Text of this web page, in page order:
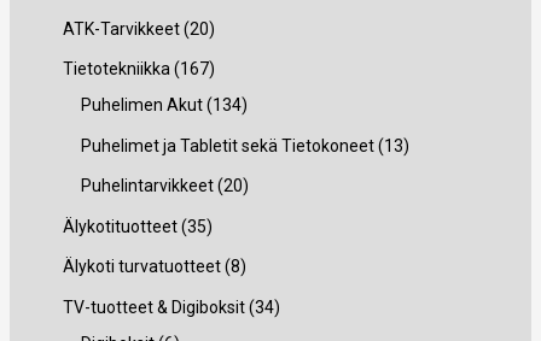
u
t
a
ATK-Tarvikkeet 202
0
t
u
t
Tietotekniikka 1671
6
7
t
Puhelimen Akut 1341
3
4
Puhelimet ja Tabletit sekä Tietokoneet 131
Puhelintarvikkeet 202
t
Älykotituotteet 353
5
Älykoti turvatuotteet 88
t
TV-tuotteet & Digiboksit 343